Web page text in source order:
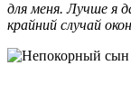
для меня. Лучше я
крайний случай